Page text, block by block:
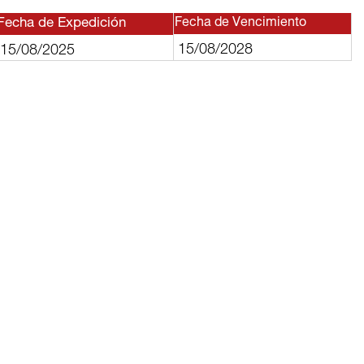
de Expedición
15/08/2025
Fecha de Vencimiento
15/08/2028